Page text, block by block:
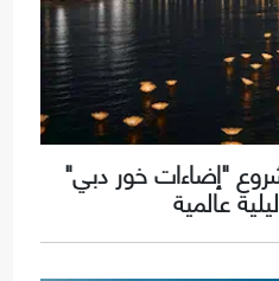
"إضاءات خور دبي"
عالمية